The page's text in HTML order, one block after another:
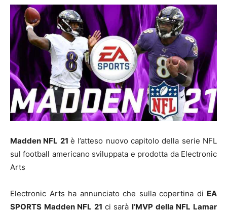
Madden NFL 21 è l’atteso nuovo capitolo della serie NFL
sul football americano sviluppata e prodotta da Electronic
Arts
Electronic Arts ha annunciato che sulla copertina di EA
SPORTS Madden NFL 21 ci saràl’MVP della NFL Lamar